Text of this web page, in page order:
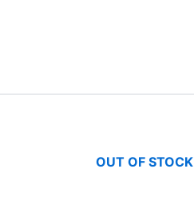
OUT OF STOCK